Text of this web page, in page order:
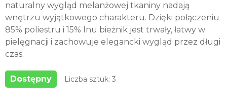
naturalny wygląd melanżowej tkaniny nadają
wnętrzu wyjątkowego charakteru. Dzięki połączeniu
85% poliestru i 15% lnu bieżnik jest trwały, łatwy w
pielęgnacji i zachowuje elegancki wygląd przez długi
czas.
Dostępny Liczba sztuk: 3